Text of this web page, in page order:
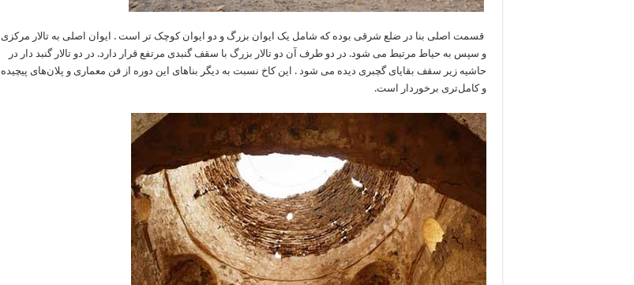
قسمت اصلی بنا در ضلع شرقی بوده که شامل یک ایوان بزرگ و دو ایوان کوچک تر است . ایوان اصلی به تالار مرکزی
و سپس به حیاط مرتبط می شود. در دو طرف آن دو تالار بزرگ با سقف گنبدی مرتفع قرار دارد. در دو تالار گنبد دار در
حاشیه زیر سقف بقایای گچبری دیده می شود . این کاخ نسبت به دیگر بناهای این دوره از فن معماری و پلان‌های پیچیده
و کامل‌تری برخوردار است.